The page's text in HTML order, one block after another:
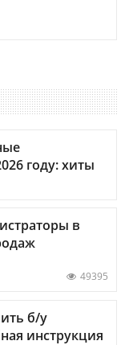
году: хиты
в
49395
б/у
инструкция